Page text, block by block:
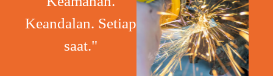
Keandalan. Setiap
saat."